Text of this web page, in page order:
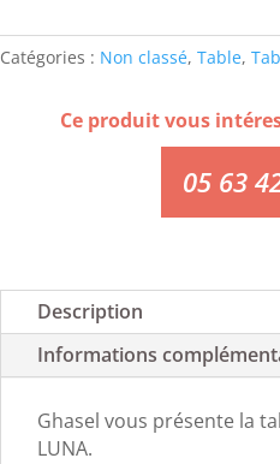
Catégories : Non classé, Table,
Ce produit vous
05 63
Description
Informations
Ghasel vous présente la
LUNA.